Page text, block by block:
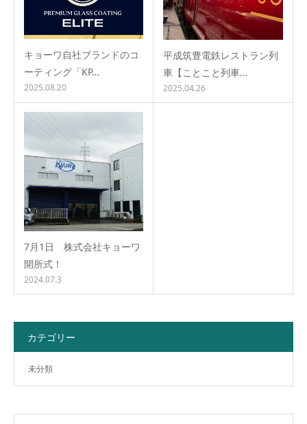
キョーワ自社ブランドのコ
ーティング「KP…
2025.08.20
平成筑豊電鉄レストラン列
車【ことこと列車…
2025.04.26
7月1日 株式会社キョーワ
開所式！
2024.07.3
カテゴリー
未分類